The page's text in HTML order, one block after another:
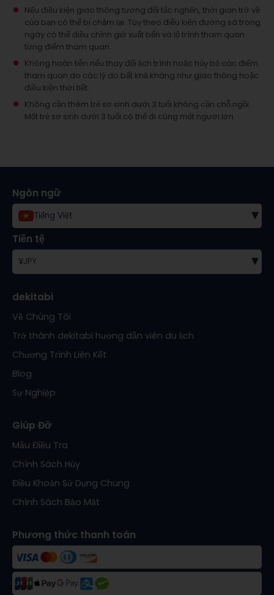
Nếu điều kiện giao thông tương đối tắc nghẽn, thời gian trở về
của bạn có thể bị chậm lại. Tùy theo điều kiện đường sá trong
ngày có thể điều chỉnh giờ xuất bến và lộ trình tham quan
từng điểm tham quan.
Không hoàn tiền nếu thay đổi lịch trình hoặc hủy bỏ các điểm
tham quan do các lý do bất khả kháng như giao thông hoặc
điều kiện thời tiết.
Không cần thêm trẻ sơ sinh dưới 3 tuổi không cần chỗ ngồi.
Một trẻ sơ sinh dưới 3 tuổi có thể đi cùng một người lớn.
Ngôn ngữ
Tiếng Việt ▾
Tiền tệ
¥JPY ▾
dekitabi
Về Chúng Tôi
Trở thành dekitabi hướng dẫn viên du lịch
Chương Trình Liên Kết
Blog
Sự Nghiệp
Giúp Đỡ
Mẫu Điều Tra
Chính Sách Hủy
Điều Khoản Sử Dụng Chung
Chính Sách Bảo Mật
Phương thức thanh toán